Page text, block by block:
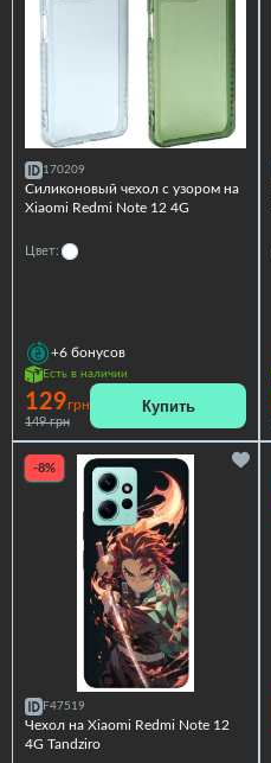
170209
Силиконовый чехол с узором на
Xiaomi Redmi Note 12 4G
Цвет:
+6 бонусов
Есть в наличии
129грн
149 грн
Купить
-8%
F47519
Чехол на Xiaomi Redmi Note 12
4G Tandziro